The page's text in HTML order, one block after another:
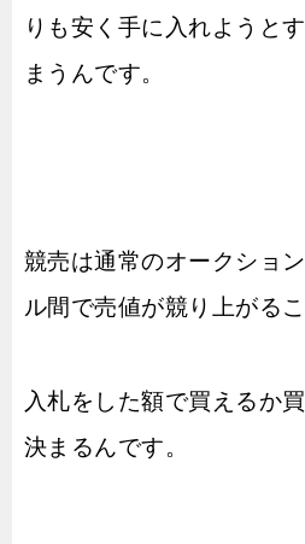
りも安く手に入れようと
まうんです。
競売は通常のオークショ
ル間で売値が競り上がる
入札をした額で買えるか
決まるんです。